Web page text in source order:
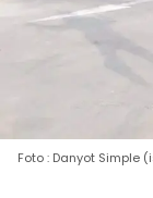
Foto : Danyot Simple